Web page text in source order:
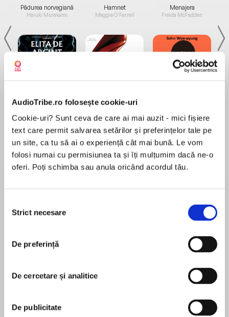
AudioTribe.ro folosește cookie-uri
Cookie-uri? Sunt ceva de care ai mai auzit - mici fișiere
text care permit salvarea setărilor și preferințelor tale pe
un site, ca tu să ai o experiență cât mai bună. Le vom
folosi numai cu permisiunea ta și îți mulțumim dacă ne-o
oferi. Poți schimba sau anula oricând acordul tău.
consimțământului
Strict necesare
De preferință
De cercetare și analitice
De publicitate
Pădurea norvegiană
Haruki Murakami
Elita de Argint (Elita
Hamnet
Maggie O'Farrell
Diavolul se îmbracă de
Menajera
Freida McFadden
Desprecarte
el mundo que son como nosotras solíamos ser.
reflejadas en los libros. Para las muchachas
ordinarias.
Jaquira Díaz siempre se encontró entre
extremos en lugares permeados por la
unida y un hogar seguro, éstos eran difíciles de
MAI MULT
pentru această carte
Jaquira Díaz was born in Puerto Rico. Her work